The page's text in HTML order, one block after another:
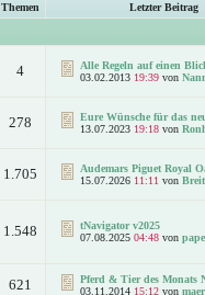
Themen Letzter Beitrag
4
Alle Regeln auf einen
03.02.2013 19:39 von
278
Eure Wünsche für das
13.07.2023 19:18 von
1.705
Audemars Piguet Royal
15.07.2026 11:11 von
1.548
tNavigator v2025
07.08.2025 04:48 von
621
Pferd & Tier des Monats
03.11.2014 15:12 von